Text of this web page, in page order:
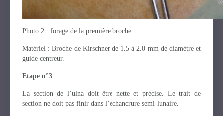
Photo 2 : forage de la première broche.
Matériel : Broche de Kirschner de 1.5 à 2.0 mm de diamètre et
guide centreur.
Etape n°3
La section de l’ulna doit être nette et précise. Le trait de
section ne doit pas finir dans l’échancrure semi-lunaire.